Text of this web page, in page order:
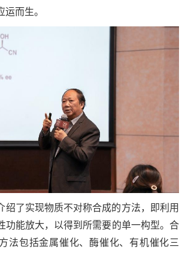
而生。
绍了实现物质不对称合成的方法，即利用
功能放大，以得到所需要的单一构型。合
法包括金属催化、酶催化、有机催化三